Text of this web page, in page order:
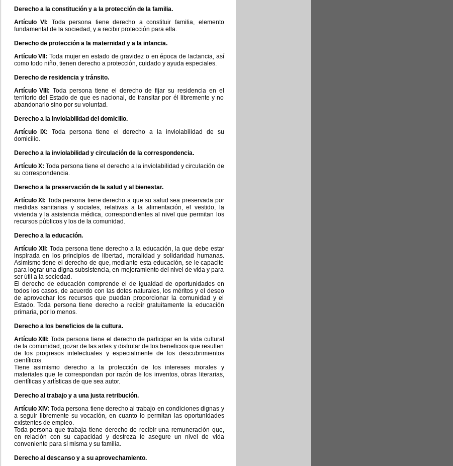
Derecho a la constitución y a la protección de la familia.
Artículo VI: Toda persona tiene derecho a constituir familia, elemento
fundamental de la sociedad, y a recibir protección para ella.
Derecho de protección a la maternidad y a la infancia.
Artículo VII: Toda mujer en estado de gravidez o en época de lactancia, así
como todo niño, tienen derecho a protección, cuidado y ayuda especiales.
Derecho de residencia y tránsito.
Artículo VIII:Toda persona tiene el derecho de fijar su residencia en el
territorio del Estado de que es nacional, de transitar por él libremente y no
abandonarlo sino por su voluntad.
Derecho a la inviolabilidad del domicilio.
Artículo IX:Toda persona tiene el derecho a la inviolabilidad de su
domicilio.
Derecho a la inviolabilidad y circulación de la correspondencia.
Artículo X: Toda persona tiene el derecho a la inviolabilidad y circulación de
su correspondencia.
Derecho a la preservación de la salud y al bienestar.
Artículo XI: Toda persona tiene derecho a que su salud sea preservada por
medidas sanitarias y sociales, relativas a la alimentación, el vestido, la
vivienda y la asistencia médica, correspondientes al nivel que permitan los
recursos públicos y los de la comunidad.
Derecho a la educación.
Artículo XII: Toda persona tiene derecho a la educación, la que debe estar
inspirada en los principios de libertad, moralidad y solidaridad humanas.
Asimismo tiene el derecho de que, mediante esta educación, se le capacite
para lograr una digna subsistencia, en mejoramiento del nivel de vida y para
ser útil a la sociedad.
El derecho de educación comprende el de igualdad de oportunidades en
todos los casos, de acuerdo con las dotes naturales, los méritos y el deseo
de aprovechar los recursos que puedan proporcionar la comunidad y el
Estado. Toda persona tiene derecho a recibir gratuitamente la educación
primaria, por lo menos.
Derecho a los beneficios de la cultura.
Artículo XIII:Toda persona tiene el derecho de participar en la vida cultural
de la comunidad, gozar de las artes y disfrutar de los beneficios que resulten
de los progresos intelectuales y especialmente de los descubrimientos
científicos.
Tiene asimismo derecho a la protección de los intereses morales y
materiales que le correspondan por razón de los inventos, obras literarias,
científicas y artísticas de que sea autor.
Derecho al trabajo y a una justa retribución.
Artículo XIV:Toda persona tiene derecho al trabajo en condiciones dignas y
a seguir libremente su vocación, en cuanto lo permitan las oportunidades
existentes de empleo.
Toda persona que trabaja tiene derecho de recibir una remuneración que,
en relación con su capacidad y destreza le asegure un nivel de vida
conveniente para sí misma y su familia.
Derecho al descanso y a su aprovechamiento.